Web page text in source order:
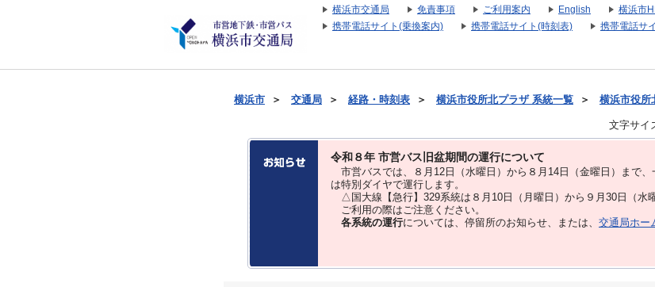
横浜市交通局 免責事項 ご利用案内 English 横浜市
携帯電話サイト(乗換案内)
携帯電話サイト(時刻表) 携帯電話サ
横浜市 ＞ 交通局 ＞ 経路・時刻表 ＞ 横浜市役所北プラザ 系統一覧 ＞ 横浜市役所
文字サイ
令和８年 市営バス旧盆期間の運行について
市営バスでは、８⽉12⽇（水曜日）から８⽉14⽇（金曜日）まで
は特別ダイヤで運⾏します。
△国大線【急行】329系統は８月10日（月曜日）から９月30日（水
ご利用の際はご注意ください。
各系統の運行については、停留所のお知らせ、または、 交通局ホー